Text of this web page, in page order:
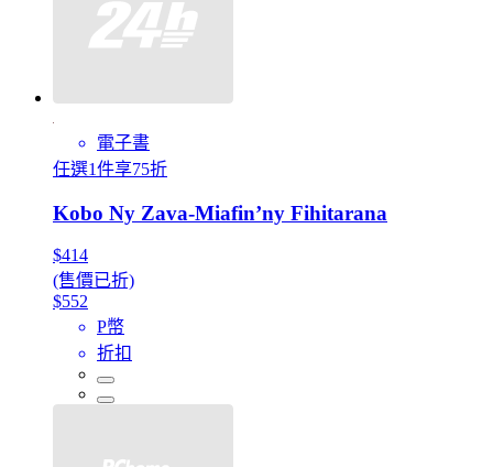
電子書
任選1件享75折
Kobo Ny Zava-Miafin’ny Fihitarana
$414
(售價已折)
$552
P幣
折扣